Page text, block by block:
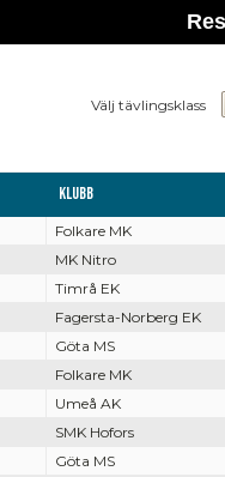
Välj tävlingsklass
Klubb
Folkare MK
MK Nitro
Timrå EK
Fagersta-Norberg EK
Göta MS
Folkare MK
Umeå AK
SMK Hofors
Göta MS